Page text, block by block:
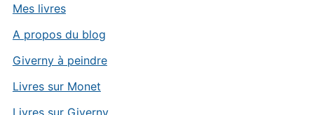
Mes livres
A propos du blog
Giverny à peindre
Livres sur Monet
Livres sur Giverny